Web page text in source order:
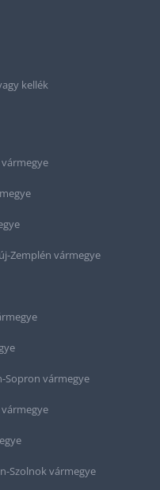
kellék
vármegye
Zemplén vármegye
Sopron vármegye
Szolnok vármegye